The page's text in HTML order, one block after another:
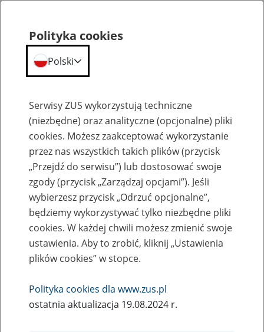
Szkolenia
Zaproś ZUS do siebie: eZUS, wizyty
rezerwowane, e-wizyty, Aktywni 50+
Rodzaj wydarzenia
Szkolenia
Polityka cookies
Polski
Serwisy ZUS wykorzystują techniczne
(niezbędne) oraz analityczne (opcjonalne) pliki
cookies. Możesz zaakceptować wykorzystanie
przez nas wszystkich takich plików (przycisk
„Przejdź do serwisu”) lub dostosować swoje
zgody (przycisk „Zarządzaj opcjami”). Jeśli
wybierzesz przycisk „Odrzuć opcjonalne”,
będziemy wykorzystywać tylko niezbędne pliki
cookies. W każdej chwili możesz zmienić swoje
ustawienia. Aby to zrobić, kliknij „Ustawienia
plików cookies” w stopce.
Polityka cookies dla www.zus.pl
ostatnia aktualizacja 19.08.2024 r.